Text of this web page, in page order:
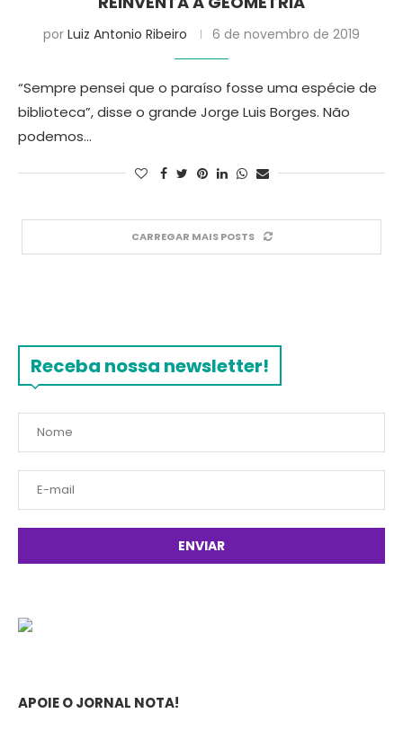
por Luiz Antonio Ribeiro 6 de novembro de 2019
“Sempre pensei que o paraíso fosse uma espécie de
biblioteca”, disse o grande Jorge Luis Borges. Não
podemos…
CARREGAR MAIS POSTS
Receba nossa newsletter!
APOIE O JORNAL NOTA!